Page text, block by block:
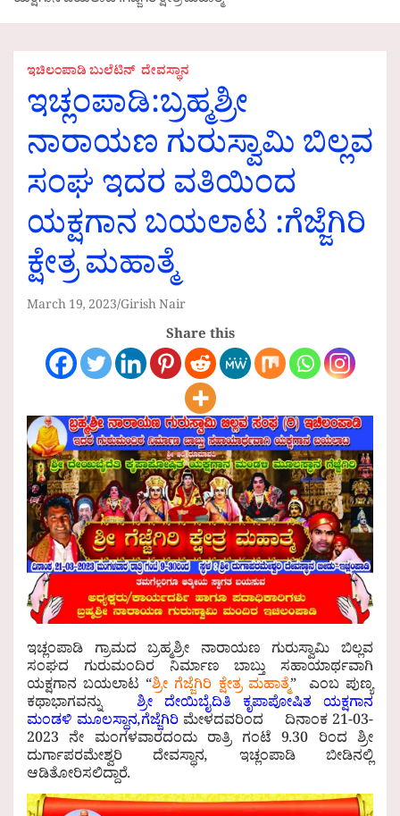
ಇಚಿಲಂಪಾಡಿ ಬುಲೆಟಿನ್ ದೇವಸ್ಥಾನ
ಇಚ್ಲಂಪಾಡಿ:ಬ್ರಹ್ಮಶ್ರೀ
ನಾರಾಯಣ ಗುರುಸ್ವಾಮಿ ಬಿಲ್ಲವ
ಸಂಘ ಇದರ ವತಿಯಿಂದ
ಯಕ್ಷಗಾನ ಬಯಲಾಟ :ಗೆಜ್ಜೆಗಿರಿ
ಕ್ಷೇತ್ರ ಮಹಾತ್ಮೆ
March 19, 2023 Girish Nair
Share this
ಇಚ್ಲಂಪಾಡಿ ಗ್ರಾಮದ ಬ್ರಹ್ಮಶ್ರೀ ನಾರಾಯಣ ಗುರುಸ್ವಾಮಿ ಬಿಲ್ಲವ
ಸಂಘದ ಗುರುಮಂದಿರ ನಿರ್ಮಾಣ ಬಾಬ್ತು ಸಹಾಯಾರ್ಥವಾಗಿ
ಯಕ್ಷಗಾನ ಬಯಲಾಟ “ಶ್ರೀ ಗೆಜ್ಜೆಗಿರಿ ಕ್ಷೇತ್ರ ಮಹಾತ್ಮೆ” ಎಂಬ ಪುಣ್ಯ
ಕಥಾಭಾಗವನ್ನು ಶ್ರೀ ದೇಯಿಬೈದಿತಿ ಕೃಪಾಪೋಷಿತ ಯಕ್ಷಗಾನ
ಮಂಡಳಿ ಮೂಲಸ್ಥಾನ,ಗೆಜ್ಜೆಗಿರಿಮೇಳದವರಿಂದ ದಿನಾಂಕ 21-03-
2023 ನೇ ಮಂಗಳವಾರದಂದು ರಾತ್ರಿ ಗಂಟೆ 9.30 ರಿಂದ ಶ್ರೀ
ದುರ್ಗಾಪರಮೇಶ್ವರಿ ದೇವಸ್ಥಾನ, ಇಚ್ಲಂಪಾಡಿ ಬೀಡಿನಲ್ಲಿ
ಆಡಿತೋರಿಸಲಿದ್ದಾರೆ.